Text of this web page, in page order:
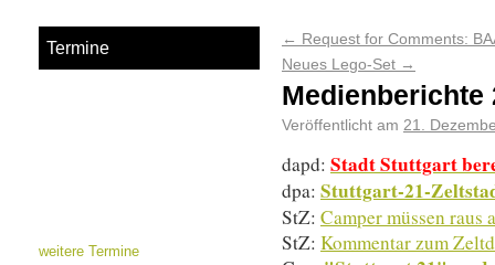
← Request for Comments:
Neues Lego-Set →
Medienberichte
Veröffentlicht am 21.
dapd: Stadt Stuttgart
dpa: Stuttgart-21-
StZ: Camper müssen raus
StZ: Kommentar zum
Termine
weitere Termine